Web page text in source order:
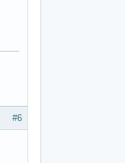
#6